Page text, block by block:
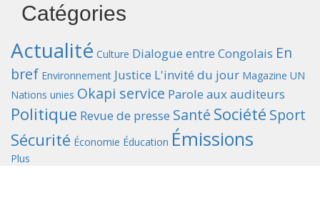
Catégories
Actualité Culture Dialogue entre Congolais En
bref Environnement Justice L'invité du jour Magazine UN
Nations unies Okapi service Parole aux auditeurs
Politique Revue de presse Santé Société Sport
Sécurité Économie Éducation Émissions
Plus